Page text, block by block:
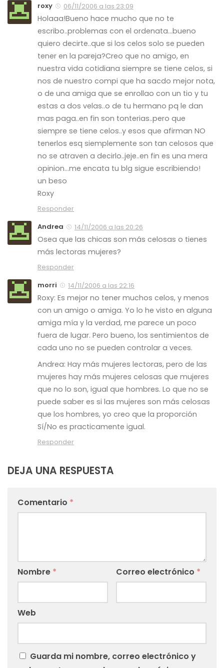
roxy 06/11/2006 a las 23:09
Holaaa!Bueno hace mucho que no te
escribo..problemas con el ordenata…bueno
quiero decirte..que si los celos solo se pueden
tener en la pareja?Creo que no amigo, en
nuestra vida cotidiana siempre se tiene celos, si
nos de nuestro compi que ha sacdo mejor nota,
o de una amiga que se enrollao con un tio y tu
estas a dos velas..o de tu hermano pq le dan
mas paga..en fin son tonterias..pero que
siempre se tiene celos..y esos que afirman NO
tenerlos esq siemplemente son tan celosos que
no se atraven a decirlo..jeje..en fin es una mera
opinion…me encata tu blg sigue escribiendo!
un beso
Roxy
Responder
Andrea
14/11/2006 a las 20:26
Osea que las chicas son más celosas o tienes
más lectoras mujeres?
Responder
morri
14/11/2006 a las 22:16
Roxy: Es mejor no tener muchos celos, y menos
con un amigo o amiga. Yo lo he visto en alguna
amiga mía y la verdad, me parece un poco
fuera de lugar. Pero bueno, los sentimientos de
cada uno no se pueden controlar a veces.
Andrea: Hay más mujeres lectoras, pero de las
mujeres hay más mujeres celosas que mujeres
que no lo son, igual que hombres. Lo que no se
puede saber es si las mujeres son más celosas
que los hombres, yo creo que la proporción
Sí/No es practicamente igual.
Responder
DEJA UNA RESPUESTA
Comentario *
Nombre * Correo electrónico *
Web
Guarda mi nombre, correo electrónico y